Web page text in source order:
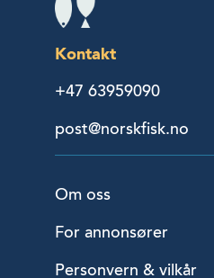
Kontakt
+47 63959090
post@norskfisk.no
Om oss
For annonsører
Personvern & vilkår